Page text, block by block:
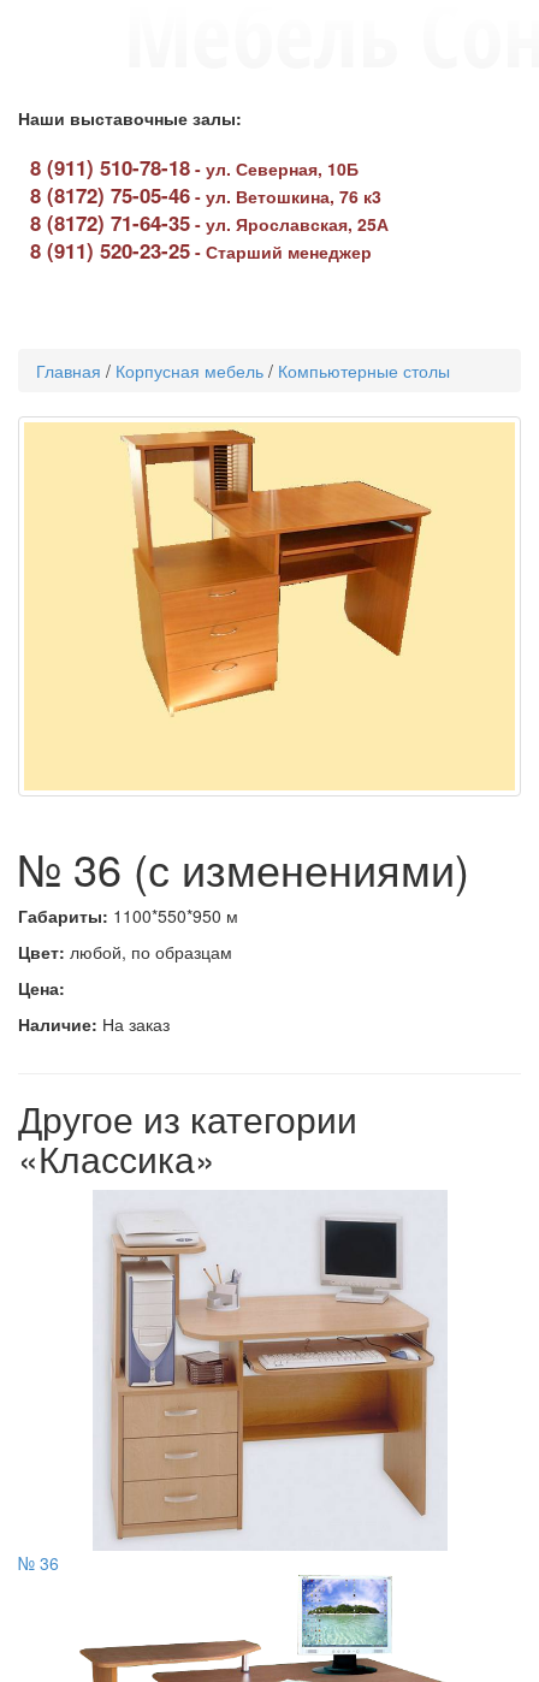
Наши выставочные залы:
8 (911) 510-78-18 - ул. Северная, 10Б
8 (8172) 75-05-46 - ул. Ветошкина, 76 к3
8 (8172) 71-64-35 - ул. Ярославская, 25А
8 (911) 520-23-25 - Старший менеджер
Главная / Корпусная мебель / Компьютерные столы
№ 36 (с изменениями)
Габариты: 1100*550*950 м
Цвет: любой, по образцам
Цена:
Наличие: На заказ
Другое из категории
«Классика»
№ 36